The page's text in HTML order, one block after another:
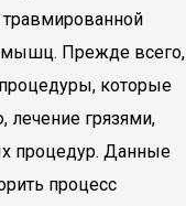
мышц. Прежде всего,
которые
лечение грязями,
процедур. Данные
процесс